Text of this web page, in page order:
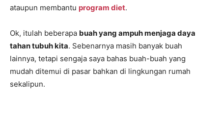
ataupun membantu program diet.
Ok, itulah beberapa buah yang ampuh menjaga daya
tahan tubuh kita. Sebenarnya masih banyak buah
lainnya, tetapi sengaja saya bahas buah-buah yang
mudah ditemui di pasar bahkan di lingkungan rumah
sekalipun.